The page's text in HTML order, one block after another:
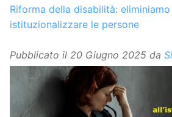
Riforma della disabilità:
istituzionalizzare le persone
Pubblicato il 20 Giugno 2025 da